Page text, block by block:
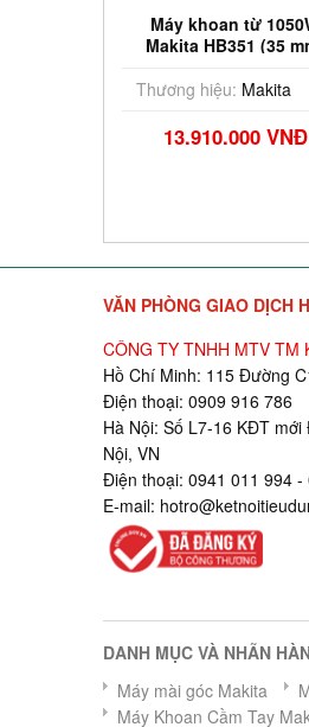
Máy khoan từ
Makita HB351 (35
Thương hiệu: Makita
13.910.000 VNĐ
VĂN PHÒNG GIAO DỊCH
CÔNG TY TNHH MTV TM
Hồ Chí Minh: 115 Đường
Điện thoại: 0909 916 786
Hà Nội: Số L7-16 KĐT
Nội, VN
Điện thoại: 0941 011 994 -
E-mail:
DANH MỤC VÀ NHÃN
Máy mài góc Makita
Máy Khoan Cầm Tay